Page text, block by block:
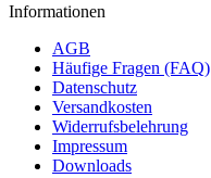
Informationen
AGB
Häufige Fragen (FAQ)
Datenschutz
Versandkosten
Widerrufsbelehrung
Impressum
Downloads